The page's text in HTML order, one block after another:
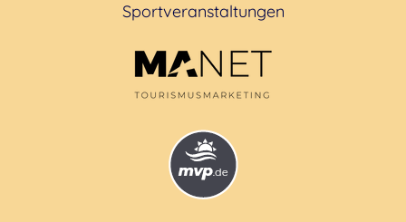
Sportveranstaltungen